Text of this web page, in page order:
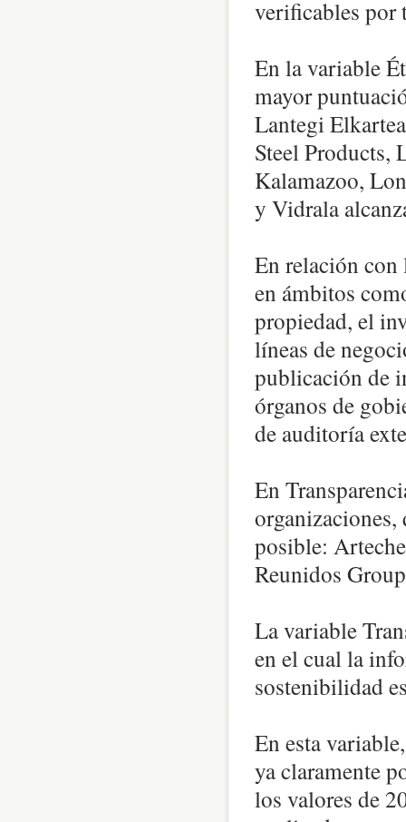
verificables por
En la variable
mayor
Lantegi
Steel Products,
Kalamazoo,
y Vidrala
En relación con
en ámbitos
propiedad, el
líneas de
publicación de
órganos de
de auditoría
En
posible:
Reunidos
La variable
en el cual la
sostenibilidad
En esta
ya claramente
los valores de